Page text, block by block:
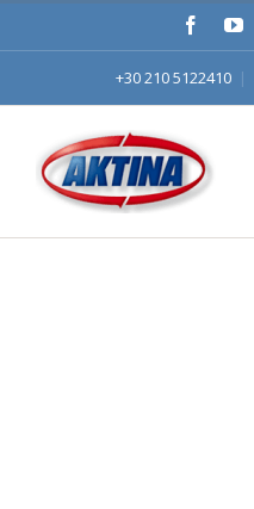
+30 210 5122410 |